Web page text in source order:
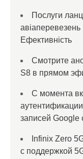
Послуги
Ефективність
Смотрите
S8 в прямом
С момента
записей Google
Infinix Zero
с поддержкой